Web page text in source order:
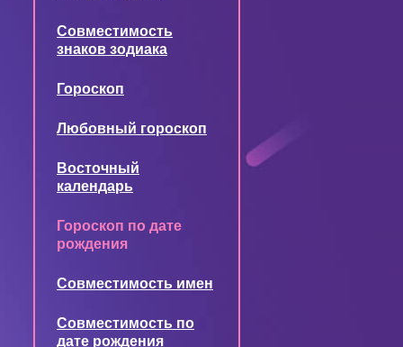
Совместимость
знаков зодиака
Гороскоп
Любовный гороскоп
Восточный
календарь
Гороскоп по дате
рождения
Совместимость имен
Совместимость по
дате рождения